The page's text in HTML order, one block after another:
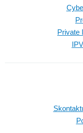
Private